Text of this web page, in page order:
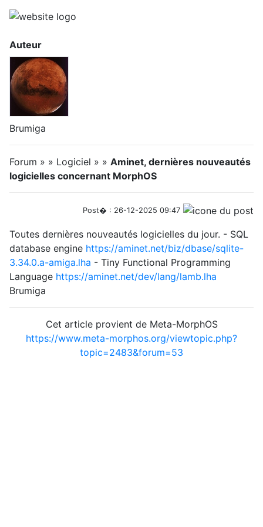
Auteur
Brumiga
Forum » » Logiciel » » Aminet, dernières nouveautés
logicielles concernant MorphOS
Post� : 26-12-2025 09:47
Toutes dernières nouveautés logicielles du jour. - SQL
database engine https://aminet.net/biz/dbase/sqlite-
3.34.0.a-amiga.lha - Tiny Functional Programming
Language https://aminet.net/dev/lang/lamb.lha
Brumiga
Cet article provient de Meta-MorphOS
https://www.meta-morphos.org/viewtopic.php?
topic=2483&forum=53